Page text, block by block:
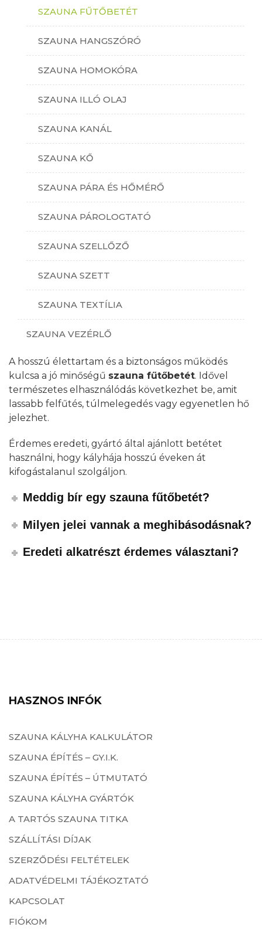
SZAUNA FŰTŐBETÉT
SZAUNA HANGSZÓRÓ
SZAUNA HOMOKÓRA
SZAUNA ILLÓ OLAJ
SZAUNA KANÁL
SZAUNA KŐ
SZAUNA PÁRA ÉS HŐMÉRŐ
SZAUNA PÁROLOGTATÓ
SZAUNA SZELLŐZŐ
SZAUNA SZETT
SZAUNA TEXTÍLIA
SZAUNA VEZÉRLŐ
A hosszú élettartam és a biztonságos működés
kulcsa a jó minőségű szauna fűtőbetét. Idővel
természetes elhasználódás következhet be, amit
lassabb felfűtés, túlmelegedés vagy egyenetlen hő
jelezhet.
Érdemes eredeti, gyártó által ajánlott betétet
használni, hogy kályhája hosszú éveken át
kifogástalanul szolgáljon.
Meddig bír egy szauna fűtőbetét?
Milyen jelei vannak a meghibásodásnak?
Eredeti alkatrészt érdemes választani?
HASZNOS INFÓK
SZAUNA KÁLYHA KALKULÁTOR
SZAUNA ÉPÍTÉS – GY.I.K.
SZAUNA ÉPÍTÉS – ÚTMUTATÓ
SZAUNA KÁLYHA GYÁRTÓK
A TARTÓS SZAUNA TITKA
SZÁLLÍTÁSI DÍJAK
SZERZŐDÉSI FELTÉTELEK
ADATVÉDELMI TÁJÉKOZTATÓ
KAPCSOLAT
FIÓKOM